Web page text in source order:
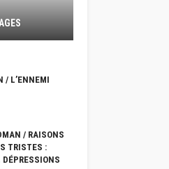
/ L’ENNEMI
/ RAISONS
TRISTES :